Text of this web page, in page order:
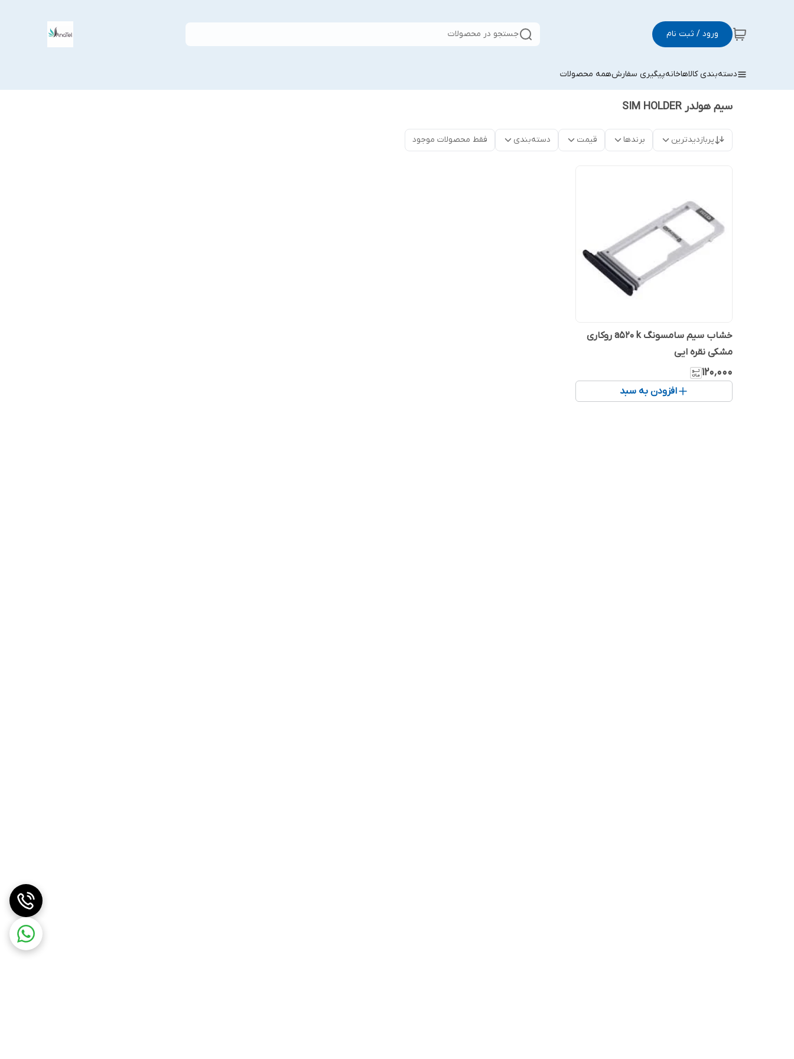
ورود / ثبت نام جستجو در محصولات
دسته‌بندی کالاهاخانهپیگیری سفارشهمه محصولات
سیم هولدر SIM HOLDER
پربازدیدترین برندها قیمت دسته‌بندی فقط محصولات موجود
خشاب سیم سامسونگ a520 k روکاری
مشکی نقره ایی
۱۲۰٬۰۰۰
افزودن به سبد